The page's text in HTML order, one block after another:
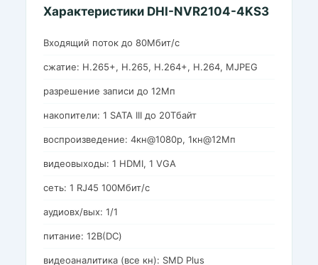
Характеристики DHI-NVR2104-4KS3
Входящий поток до 80Мбит/с
сжатие: H.265+, H.265, H.264+, H.264, MJPEG
разрешение записи до 12Мп
накопители: 1 SATA III до 20Тбайт
воспроизведение: 4кн@1080p, 1кн@12Мп
видеовыходы: 1 HDMI, 1 VGA
cеть: 1 RJ45 100Мбит/с
aудиовх/вых: 1/1
питание: 12В(DC)
видеоаналитика (все кн): SMD Plus